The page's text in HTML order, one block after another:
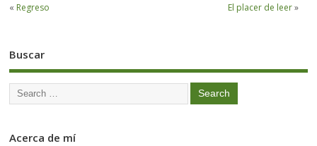
« Regreso El placer de leer»
Buscar
Acerca de mí